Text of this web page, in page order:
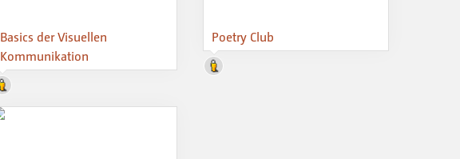
Basics der Visuellen
Kommunikation
Poetry Club